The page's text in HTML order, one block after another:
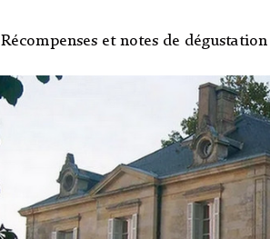
Récompenses et notes de dégustation